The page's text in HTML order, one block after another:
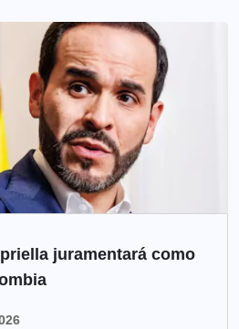
juramentará como